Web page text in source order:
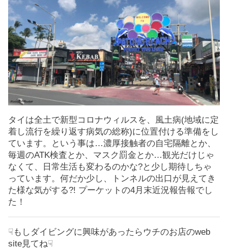
タイは全土で新型コロナウィルスを、風土病(地域に定
着し流行を繰り返す病気の総称)に位置付ける準備をし
ています。という事は…濃厚接触者の自宅隔離とか、
毎週のATK検査とか、マスク罰金とか…観光だけじゃ
なくて、日常生活も変わるのかな?と少し期待しちゃ
っています。何だか少し、トンネルの出口が見えてき
た様な気がする?! プーケットの4月末近況報告報でし
た！
☟もしダイビングに興味があったらウチのお店のweb
site見てね☟